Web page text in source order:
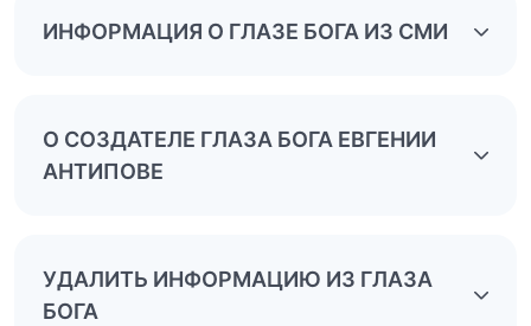
ИНФОРМАЦИЯ О ГЛАЗЕ БОГА ИЗ СМИ
О СОЗДАТЕЛЕ ГЛАЗА БОГА ЕВГЕНИИ
АНТИПОВЕ
УДАЛИТЬ ИНФОРМАЦИЮ ИЗ ГЛАЗА
БОГА